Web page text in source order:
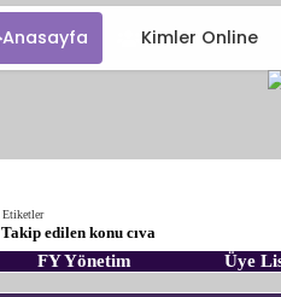
Anasayfa Kimler Online
Etiketler
Takip edilen konu cıva
FY Yönetim Üye